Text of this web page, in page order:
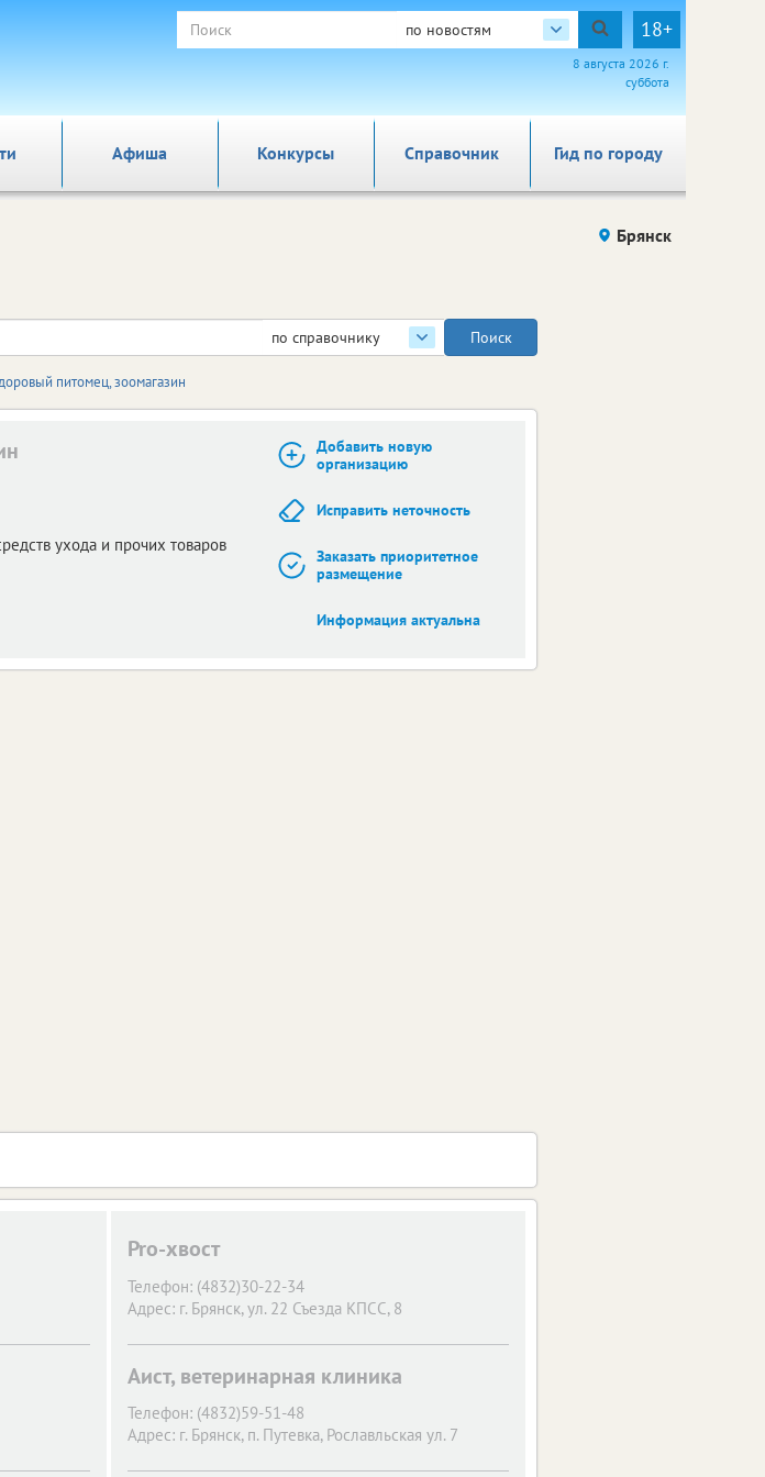
по новостям 18+
8 августа 2026 г.
суббота
Афиша Справочник Гид по городу
Конкурсы
Брянск
по справочнику
питомец, зоомагазин
ухода и прочих товаров
Добавить новую
организацию
Исправить неточность
Заказать приоритетное
размещение
Информация актуальна
Pro-хвост
Телефон: (4832)30-22-34
Адрес: г. Брянск, ул. 22 Съезда КПСС, 8
Аист, ветеринарная клиника
Телефон: (4832)59-51-48
Адрес: г. Брянск, п. Путевка, Рославльская ул. 7